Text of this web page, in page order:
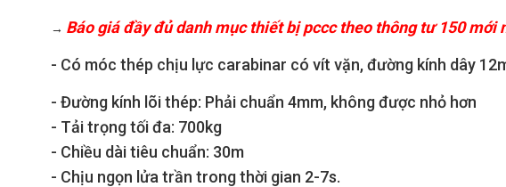
→ Báo giá đầy đủ danh mục thiết bị pccc theo thông tư 150 mới
- Có móc thép chịu lực carabinar có vít vặn, đường kính dây
- Đường kính lõi thép: Phải chuẩn 4mm, không được nhỏ hơn
- Tải trọng tối đa: 700kg
- Chiều dài tiêu chuẩn: 30m
- Chịu ngọn lửa trần trong thời gian 2-7s.